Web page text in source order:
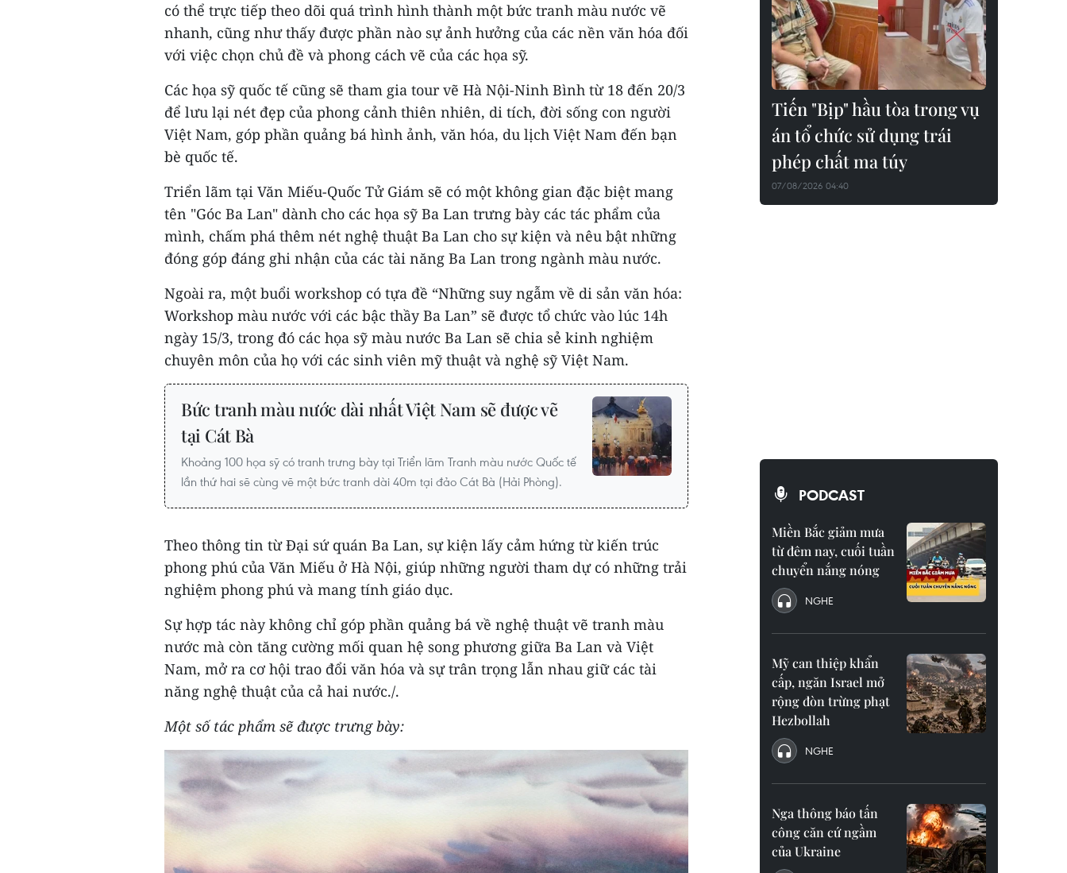
có thể trực tiếp theo dõi quá trình hình thành một bức tranh màu nước vẽ
nhanh, cũng như thấy được phần nào sự ảnh hưởng của các nền văn hóa đối
với việc chọn chủ đề và phong cách vẽ của các họa sỹ.
Các họa sỹ quốc tế cũng sẽ tham gia tour vẽ Hà Nội-Ninh Bình từ 18 đến 20/3
để lưu lại nét đẹp của phong cảnh thiên nhiên, di tích, đời sống con người
Việt Nam, góp phần quảng bá hình ảnh, văn hóa, du lịch Việt Nam đến bạn
bè quốc tế.
Triển lãm tại Văn Miếu-Quốc Tử Giám sẽ có một không gian đặc biệt mang
tên "Góc Ba Lan" dành cho các họa sỹ Ba Lan trưng bày các tác phẩm của
mình, chấm phá thêm nét nghệ thuật Ba Lan cho sự kiện và nêu bật những
đóng góp đáng ghi nhận của các tài năng Ba Lan trong ngành màu nước.
Ngoài ra, một buổi workshop có tựa đề “Những suy ngẫm về di sản văn hóa:
Workshop màu nước với các bậc thầy Ba Lan” sẽ được tổ chức vào lúc 14h
ngày 15/3, trong đó các họa sỹ màu nước Ba Lan sẽ chia sẻ kinh nghiệm
chuyên môn của họ với các sinh viên mỹ thuật và nghệ sỹ Việt Nam.
Bức tranh màu nước dài nhất Việt Nam sẽ được vẽ
tại Cát Bà
Khoảng 100 họa sỹ có tranh trưng bày tại Triển lãm Tranh màu nước Quốc tế
lần thứ hai sẽ cùng vẽ một bức tranh dài 40m tại đảo Cát Bà (Hải Phòng).
Theo thông tin từ Đại sứ quán Ba Lan, sự kiện lấy cảm hứng từ kiến trúc
phong phú của Văn Miếu ở Hà Nội, giúp những người tham dự có những trải
nghiệm phong phú và mang tính giáo dục.
Sự hợp tác này không chỉ góp phần quảng bá về nghệ thuật vẽ tranh màu
nước mà còn tăng cường mối quan hệ song phương giữa Ba Lan và Việt
Nam, mở ra cơ hội trao đổi văn hóa và sự trân trọng lẫn nhau giữ các tài
năng nghệ thuật của cả hai nước./.
Một số tác phẩm sẽ được trưng bày:
Tiến "Bịp" hầu tòa trong vụ
án tổ chức sử dụng trái
phép chất ma túy
07/08/2026 04:40
PODCAST
Miền Bắc giảm mưa
từ đêm nay, cuối tuần
chuyển nắng nóng
NGHE
Mỹ can thiệp khẩn
cấp, ngăn Israel mở
rộng đòn trừng phạt
Hezbollah
NGHE
Nga thông báo tấn
công căn cứ ngầm
của Ukraine